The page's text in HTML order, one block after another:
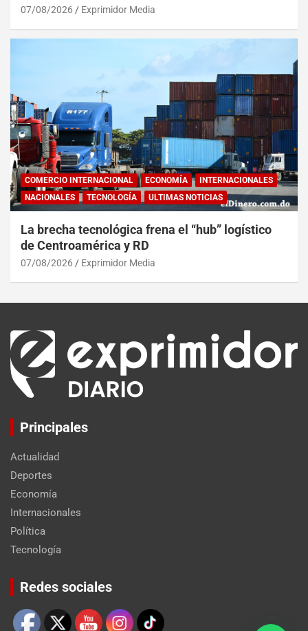
07/08/2026 Exprimidor Media
COMERCIO INTERNACIONAL ECONOMÍA
INTERNACIONALES
NACIONALES
TECNOLOGÍA ULTIMAS NOTICIAS
La brecha tecnológica frena el “hub” logístico
de Centroamérica y RD
07/08/2026 Exprimidor Media
Principales
Actualidad
Deportes
Economía
Internacionales
Política
Tecnología
Redes sociales